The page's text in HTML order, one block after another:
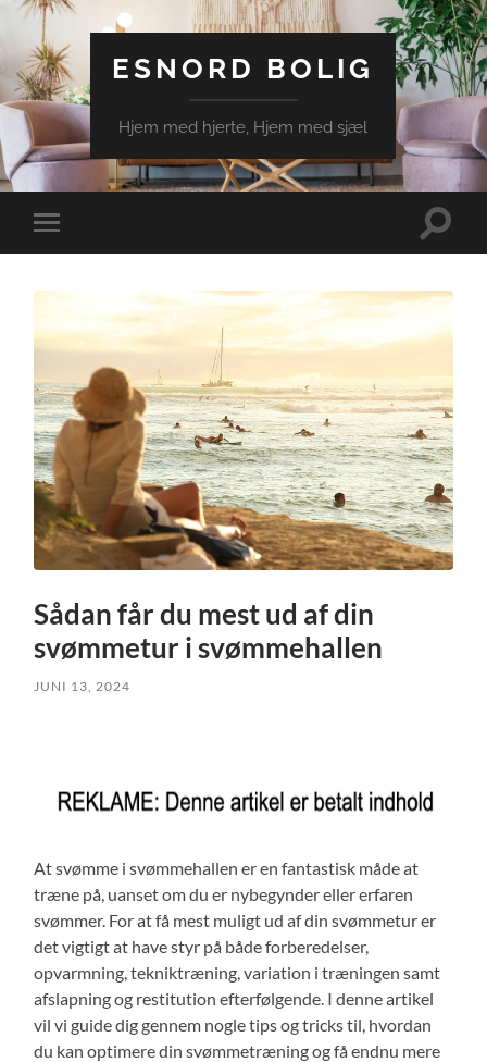
ESNORD BOLIG
Hjem med hjerte, Hjem med sjæl
Toggle
mobile
Toggle
Sådan får du mest ud af din
svømmetur i svømmehallen
JUNI 13, 2024
At svømme i svømmehallen er en fantastisk måde at
træne på, uanset om du er nybegynder eller erfaren
svømmer. For at få mest muligt ud af din svømmetur er
det vigtigt at have styr på både forberedelser,
opvarmning, tekniktræning, variation i træningen samt
afslapning og restitution efterfølgende. I denne artikel
vil vi guide dig gennem nogle tips og tricks til, hvordan
du kan optimere din svømmetræning og få endnu mere